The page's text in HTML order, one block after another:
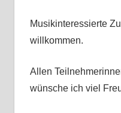
Musikinteressierte
willkommen.
Allen
wünsche ich viel